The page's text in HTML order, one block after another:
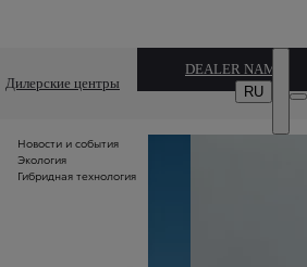
Дилерские центры
DEALER NAME
Новости и события
Экология
Гибридная технология
RU